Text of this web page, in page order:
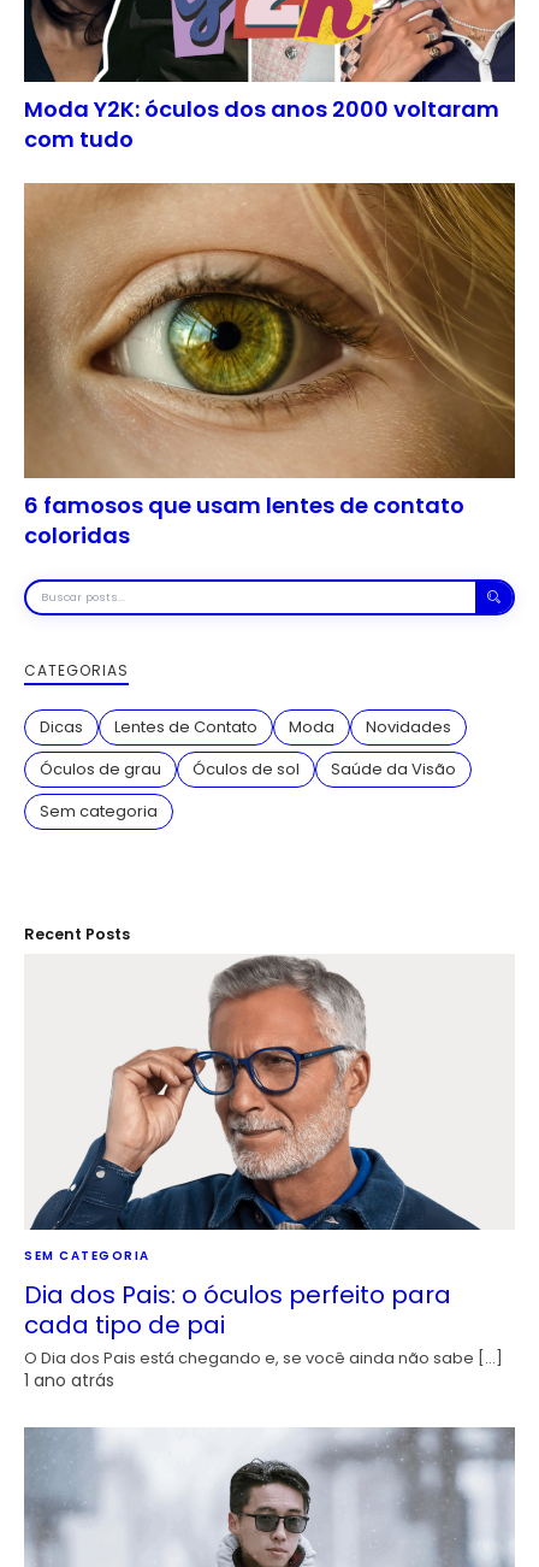
Moda Y2K: óculos dos anos 2000 voltaram
com tudo
6 famosos que usam lentes de contato
coloridas
Buscar
posts
CATEGORIAS
Dicas Lentes de Contato Moda
Novidades
Óculos de grau
Óculos de sol
Saúde da Visão
Sem categoria
Recent Posts
SEM CATEGORIA
Dia dos Pais: o óculos perfeito para
cada tipo de pai
O Dia dos Pais está chegando e, se você ainda não sabe […]
1 ano atrás